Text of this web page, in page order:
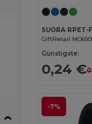
GiftRetail
Günstigste:
0,24 €
-7%